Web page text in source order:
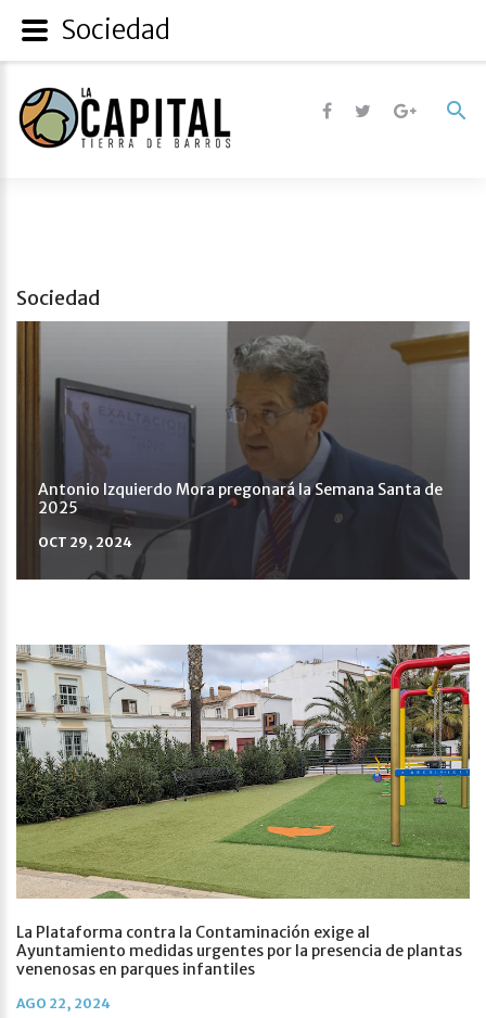
Sociedad
Antonio Izquierdo Mora pregonará la Semana Santa de
2025
OCT 29, 2024
La Plataforma contra la Contaminación exige al
Ayuntamiento medidas urgentes por la presencia de plantas
venenosas en parques infantiles
AGO 22, 2024
Sociedad